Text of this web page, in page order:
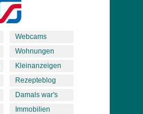
Webcams
Wohnungen
Kleinanzeigen
Rezepteblog
Damals war's
Immobilien